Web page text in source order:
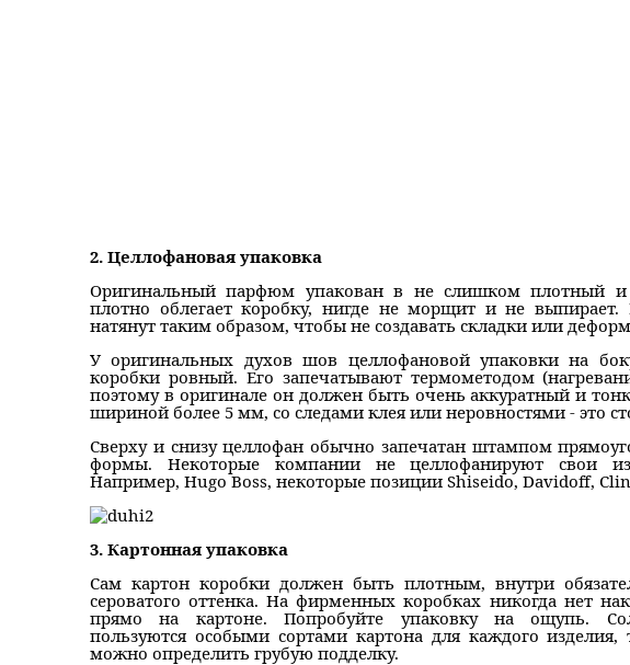
2. Целлофановая упаковка
Оригинальный парфюм упакован в не слишком плотный
плотно облегает коробку, нигде не морщит и не
натянут таким образом, чтобы не создавать складки или
У оригинальных духов шов целлофановой упаковки на
коробки ровный. Его запечатывают термометодом
поэтому в оригинале он должен быть очень аккуратный и
шириной более 5 мм, со следами клея или неровностями - это
Сверху и снизу целлофан обычно запечатан штампом
формы. Некоторые компании не целлофанируют свои
Например, Hugo Boss, некоторые позиции Shiseido, Davidoff,
3. Картонная упаковка
Сам картон коробки должен быть плотным, внутри
сероватого оттенка. На фирменных коробках никогда нет
прямо на картоне. Попробуйте упаковку на ощупь.
пользуются особыми сортами картона для каждого
можно определить грубую подделку.